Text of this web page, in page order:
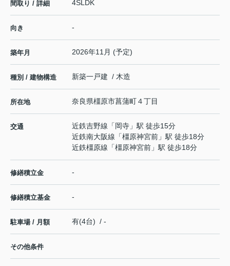
間取り / 詳細 4SLDK
向き -
築年月 2026年11月 (予定)
種別 / 建物構造 新築一戸建 / 木造
所在地 奈良県橿原市菖蒲町４丁目
交通 近鉄吉野線 「 岡寺 」駅 徒歩15分
近鉄南大阪線 「橿原神宮前 」駅 徒歩18分
近鉄橿原線 「橿原神宮前 」駅 徒歩18分
修繕積立金 -
修繕積立基金 -
駐車場 / 月額 有(4台) / -
その他条件